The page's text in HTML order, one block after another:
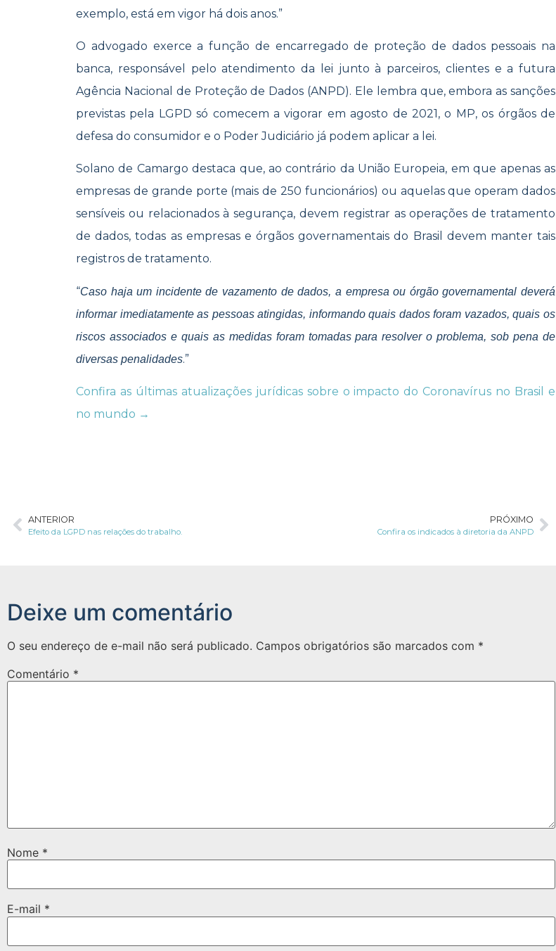
exemplo, está em vigor há dois anos.”
O advogado exerce a função de encarregado de proteção de dados pessoais na
banca, responsável pelo atendimento da lei junto à parceiros, clientes e a futura
Agência Nacional de Proteção de Dados (ANPD). Ele lembra que, embora as sanções
previstas pela LGPD só comecem a vigorar em agosto de 2021, o MP, os órgãos de
defesa do consumidor e o Poder Judiciário já podem aplicar a lei.
Solano de Camargo destaca que, ao contrário da União Europeia, em que apenas as
empresas de grande porte (mais de 250 funcionários) ou aquelas que operam dados
sensíveis ou relacionados à segurança, devem registrar as operações de tratamento
de dados, todas as empresas e órgãos governamentais do Brasil devem manter tais
registros de tratamento.
“Caso haja um incidente de vazamento de dados, a empresa ou órgão governamental deverá
informar imediatamente as pessoas atingidas, informando quais dados foram vazados, quais os
riscos associados e quais as medidas foram tomadas para resolver o problema, sob pena de
diversas penalidades.”
Confira as últimas atualizações jurídicas sobre o impacto do Coronavírus no Brasil e
no mundo →
ANTERIOR
Efeito da LGPD nas relações do trabalho.
PRÓXIMO
Confira os indicados à diretoria da ANPD
Deixe um comentário
O seu endereço de e-mail não será publicado. Campos obrigatórios são marcados com *
Comentário *
Nome *
E-mail *